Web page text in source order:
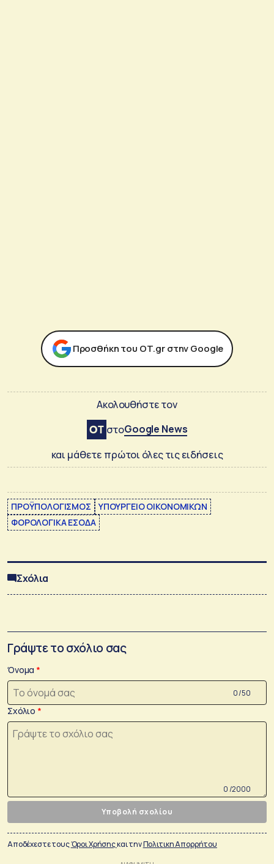
Προσθήκη του ΟΤ.gr στην Google
Ακολουθήστε τον
στοGoogle News
και μάθετε πρώτοι όλες τις ειδήσεις
ΠΡΟΫΠΟΛΟΓΙΣΜΟΣ
ΥΠΟΥΡΓΕΙΟ ΟΙΚΟΝΟΜΙΚΩΝ
ΦΟΡΟΛΟΓΙΚΑ ΕΣΟΔΑ
Σχόλια
Γράψτε το σχόλιο σας
Όνομα
0 /50
Σχόλιο
0 /2000
Υποβολή σχολίου
Αποδέχεστε τουςΌροι Χρήσηςκαι τηνΠολιτικη Απορρήτου